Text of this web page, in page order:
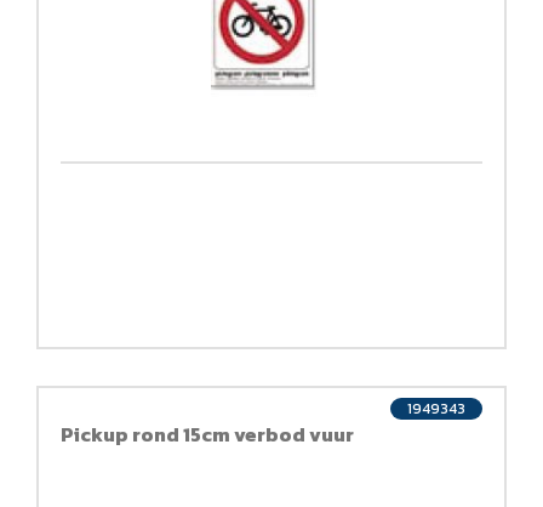
Pickup rond 15cm verbod vuur
1949343